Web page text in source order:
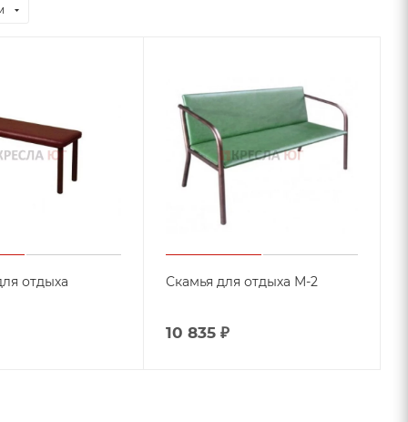
отдыха Скамья для отдыха М-2
10 835 ₽